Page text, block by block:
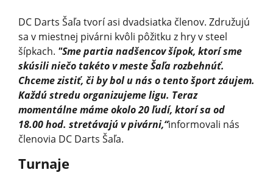
DC Darts Šaľa tvorí asi dvadsiatka členov. Združujú
sa v miestnej pivárni kvôli pôžitku z hry v steel
šípkach. "Sme partia nadšencov šípok, ktorí sme
skúsili niečo takéto v meste Šaľa rozbehnúť.
Chceme zistiť, či by bol u nás o tento šport záujem.
Každú stredu organizujeme ligu. Teraz
momentálne máme okolo 20 ľudí, ktorí sa od
18.00 hod. stretávajú v pivárni,“in­formovali nás
členovia DC Darts Šaľa.
Turnaje